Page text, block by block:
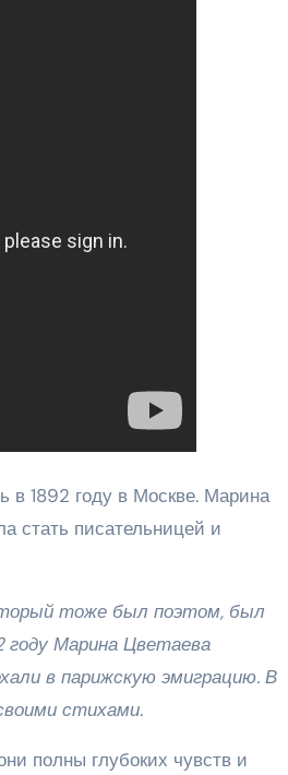
в 1892 году в Москве. Марина
стать писательницей и
тоже был поэтом, был
году Марина Цветаева
в парижскую эмиграцию. В
стихами.
полны глубоких чувств и